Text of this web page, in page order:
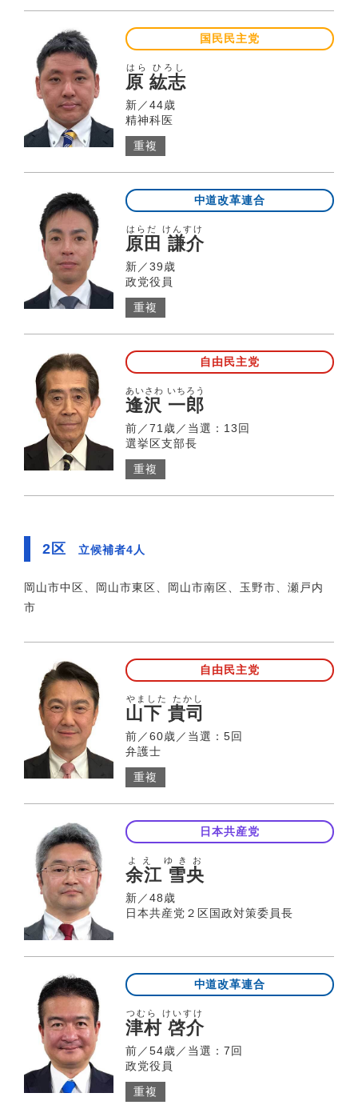
国民民主党
原 紘志
はら ひろし
新／44歳
精神科医
重複
中道改革連合
原田 謙介
はらだ けんすけ
新／39歳
政党役員
重複
自由民主党
逢󠄀沢 一郎
あいさわ いちろう
前／71歳／当選：13回
選挙区支部長
重複
2区 立候補者4人
岡山市中区、岡山市東区、岡山市南区、玉野市、瀬戸内
市
自由民主党
山下 貴司
やました たかし
前／60歳／当選：5回
弁護士
重複
日本共産党
余江 雪央
よえ ゆきお
新／48歳
日本共産党２区国政対策委員長
中道改革連合
津村 啓介
つむら けいすけ
前／54歳／当選：7回
政党役員
重複